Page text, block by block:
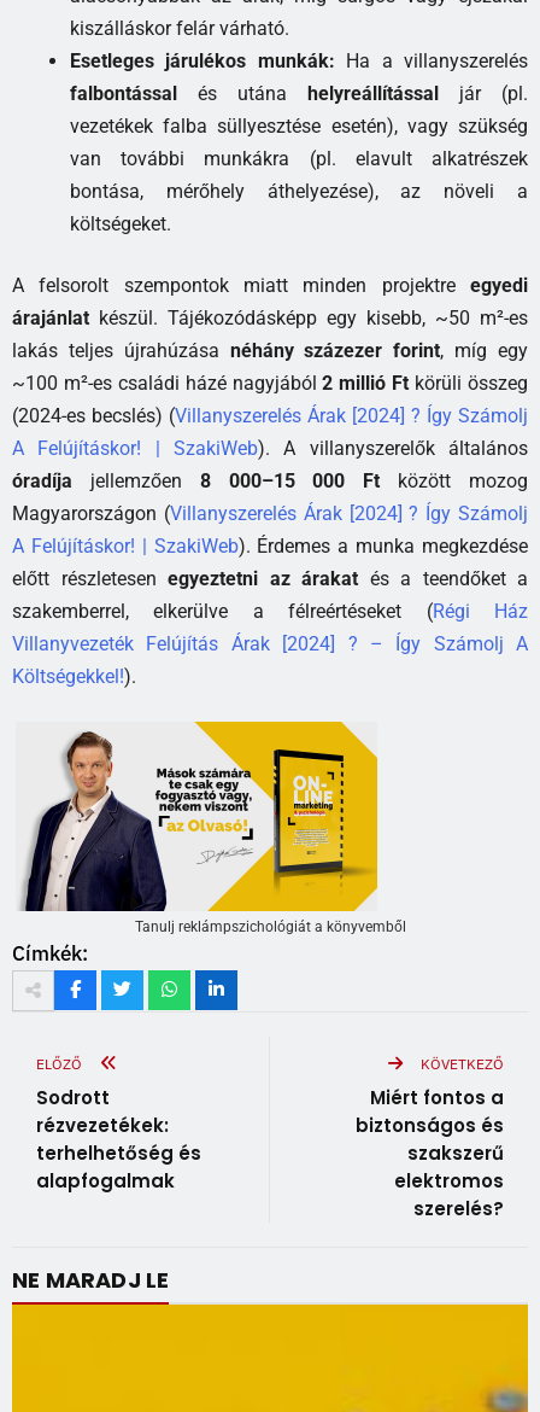
kiszálláskor felár várható.
Esetleges járulékos munkák: Ha a villanyszerelés
falbontással és utána helyreállítással jár (pl.
vezetékek falba süllyesztése esetén), vagy szükség
van további munkákra (pl. elavult alkatrészek
bontása, mérőhely áthelyezése), az növeli a
költségeket.
A felsorolt szempontok miatt minden projektre egyedi
árajánlat készül. Tájékozódásképp egy kisebb, ~50 m²-es
lakás teljes újrahúzása néhány százezer forint, míg egy
~100 m²-es családi házé nagyjából2 millió Ft körüli összeg
(2024-es becslés) (Villanyszerelés Árak [2024] ? Így Számolj
A Felújításkor! | SzakiWeb). A villanyszerelők általános
óradíja jellemzően 8 000–15 000 Ft között mozog
Magyarországon (Villanyszerelés Árak [2024] ? Így Számolj
A Felújításkor! | SzakiWeb). Érdemes a munka megkezdése
előtt részletesen egyeztetni az árakat és a teendőket a
szakemberrel, elkerülve a félreértéseket (Régi Ház
Villanyvezeték Felújítás Árak [2024] ? – Így Számolj A
Költségekkel!).
Tanulj reklámpszichológiát a könyvemből
Címkék:
ELŐZŐ
Sodrott
rézvezetékek:
terhelhetőség és
alapfogalmak
KÖVETKEZŐ
Miért fontos a
biztonságos és
szakszerű
elektromos
szerelés?
NE MARADJ LE